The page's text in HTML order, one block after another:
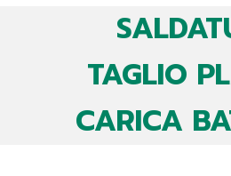
TAGLIO
CARICA